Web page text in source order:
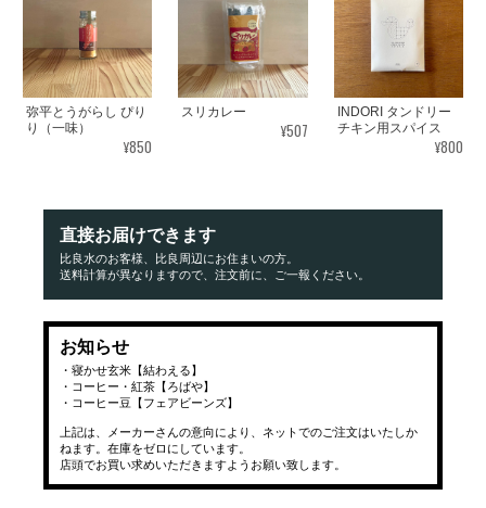
弥平とうがらし ぴり
り（一味）
¥850
スリカレー
¥507
INDORI タンドリー
チキン用スパイス
¥800
直接お届けできます
比良水のお客様、比良周辺にお住まいの方。
送料計算が異なりますので、注文前に、ご一報ください。
お知らせ
・寝かせ玄米【結わえる】
・コーヒー・紅茶【ろばや】
・コーヒー豆【フェアビーンズ】
上記は、メーカーさんの意向により、ネットでのご注文はいたしか
ねます。在庫をゼロにしています。
店頭でお買い求めいただきますようお願い致します。